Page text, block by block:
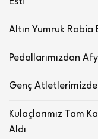
Altın Yumruk Rabia
Pedallarımızdan
Genç
Kulaçlarımız Tam
Aldı